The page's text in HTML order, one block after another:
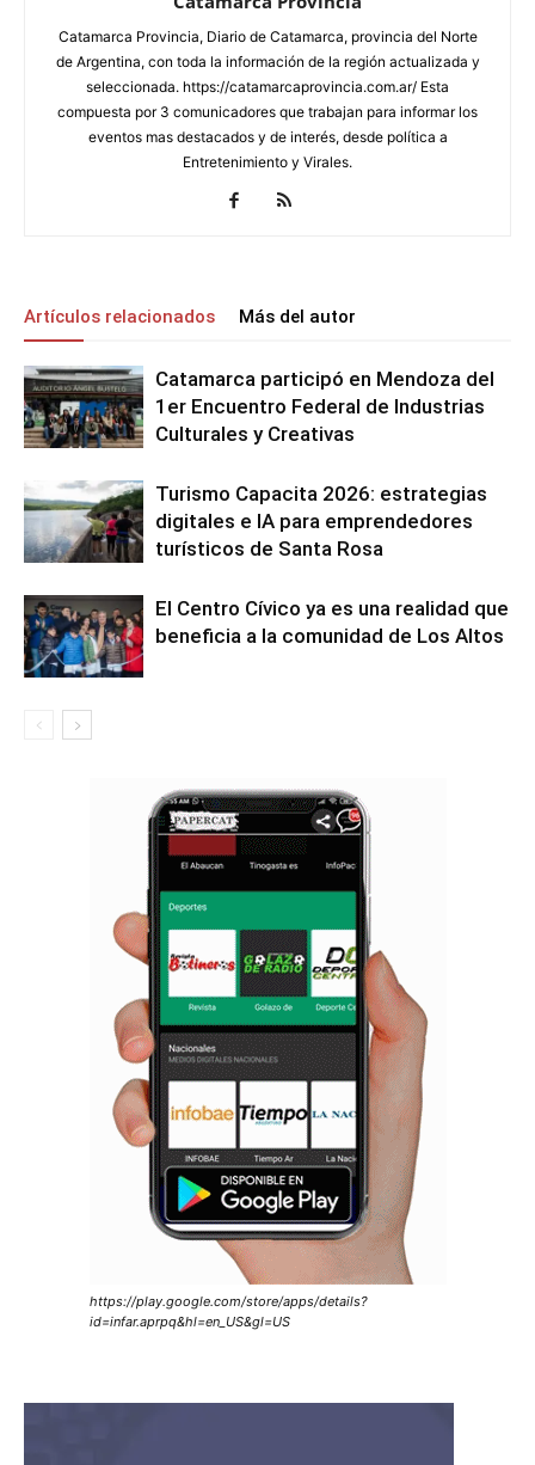
Catamarca Provincia, Diario de Catamarca, provincia del Norte
de Argentina, con toda la información de la región actualizada y
seleccionada. https://catamarcaprovincia.com.ar/ Esta
compuesta por 3 comunicadores que trabajan para informar los
eventos mas destacados y de interés, desde política a
Entretenimiento y Virales.
Artículos relacionados Más del autor
Catamarca participó en Mendoza del
1er Encuentro Federal de Industrias
Culturales y Creativas
Turismo Capacita 2026: estrategias
digitales e IA para emprendedores
turísticos de Santa Rosa
El Centro Cívico ya es una realidad que
beneficia a la comunidad de Los Altos
https://play.google.com/store/apps/details?
id=infar.aprpq&hl=en_US&gl=US